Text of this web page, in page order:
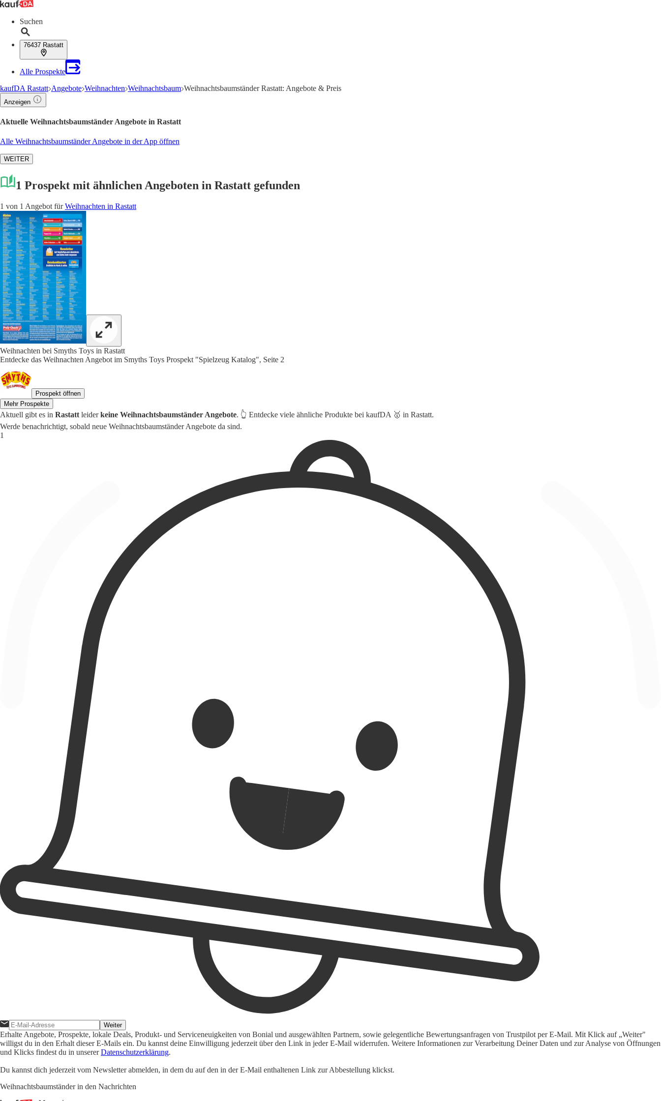
Suchen
76437 Rastatt
Alle Prospekte
kaufDA Rastatt Angebote Weihnachten Weihnachtsbaum Weihnachtsbaumständer Rastatt: Angebote & Preis
Anzeigen
Aktuelle Weihnachtsbaumständer Angebote in Rastatt
Alle Weihnachtsbaumständer Angebote in der App öffnen
WEITER
1 Prospekt mit ähnlichen Angeboten in Rastatt gefunden
1 von 1 Angebot fürWeihnachten in Rastatt
Weihnachten bei Smyths Toys in Rastatt
Entdecke das Weihnachten Angebot im Smyths Toys Prospekt "Spielzeug Katalog", Seite 2
Prospekt öffnen
Mehr Prospekte
Aktuell gibt es in Rastatt leiderkeine Weihnachtsbaumständer Angebote. 👆 Entdecke viele ähnliche Produkte bei kaufDA 🥇 in Rastatt.
Werde benachrichtigt, sobald neue Weihnachtsbaumständer Angebote da sind.
Weiter
Erhalte Angebote, Prospekte, lokale Deals, Produkt- und Serviceneuigkeiten von Bonial und ausgewählten Partnern, sowie gelegentliche Bewertungsanfragen von Trustpilot per E-Mail. Mit Klick auf „Weiter"
willigst du in den Erhalt dieser E-Mails ein. Du kannst deine Einwilligung jederzeit über den Link in jeder E-Mail widerrufen. Weitere Informationen zur Verarbeitung Deiner Daten und zur Analyse von Öffnungen
und Klicks findest du in unsererDatenschutzerklärung.
Du kannst dich jederzeit vom Newsletter abmelden, in dem du auf den in der E-Mail enthaltenen Link zur Abbestellung klickst.
Weihnachtsbaumständer in den Nachrichten